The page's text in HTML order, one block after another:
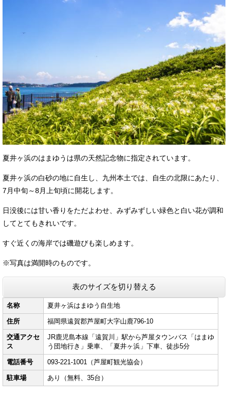
夏井ヶ浜のはまゆうは県の天然記念物に指定されています。
夏井ヶ浜の白砂の地に自生し、九州本土では、自生の北限にあたり、
7月中旬～8月上旬頃に開花します。
日没後には甘い香りをただよわせ、みずみずしい緑色と白い花が調和
してとてもきれいです。
すぐ近くの海岸では磯遊びも楽しめます。
※写真は満開時のものです。
表のサイズを切り替える
名称 夏井ヶ浜はまゆう自生地
住所 福岡県遠賀郡芦屋町大字山鹿796-10
交通アクセ
ス
JR鹿児島本線「遠賀川」駅から芦屋タウンバス「はまゆ
う団地行き」乗車、「夏井ヶ浜」下車、徒歩5分
電話番号 093-221-1001（芦屋町観光協会）
駐車場 あり（無料、35台）